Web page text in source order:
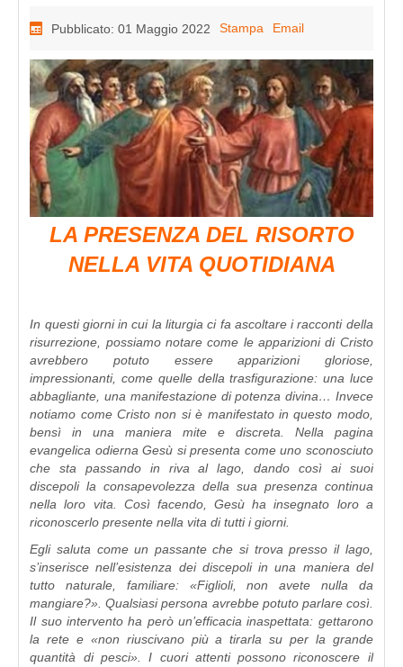
Pubblicato: 01 Maggio 2022 Stampa Email
LA PRESENZA DEL RISORTO
NELLA VITA QUOTIDIANA
In questi giorni in cui la liturgia ci fa ascoltare i racconti della
risurrezione, possiamo notare come le apparizioni di Cristo
avrebbero potuto essere apparizioni gloriose,
impressionanti, come quelle della trasfigurazione: una luce
abbagliante, una manifestazione di potenza divina… Invece
notiamo come Cristo non si è manifestato in questo modo,
bensì in una maniera mite e discreta. Nella pagina
evangelica odierna Gesù si presenta come uno sconosciuto
che sta passando in riva al lago, dando così ai suoi
discepoli la consapevolezza della sua presenza continua
nella loro vita. Così facendo, Gesù ha insegnato loro a
riconoscerlo presente nella vita di tutti i giorni.
Egli saluta come un passante che si trova presso il lago,
s’inserisce nell’esistenza dei discepoli in una maniera del
tutto naturale, familiare: «Figlioli, non avete nulla da
mangiare?». Qualsiasi persona avrebbe potuto parlare così.
Il suo intervento ha però un’efficacia inaspettata: gettarono
la rete e «non riuscivano più a tirarla su per la grande
quantità di pesci». I cuori attenti possono riconoscere il